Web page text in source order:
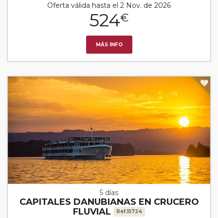
Oferta válida hasta el 2 Nov. de 2026
524€
MÁS INFO
5 días
CAPITALES DANUBIANAS EN CRUCERO
FLUVIAL
Ref.15724